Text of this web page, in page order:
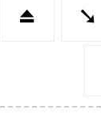
⏏️ ➘